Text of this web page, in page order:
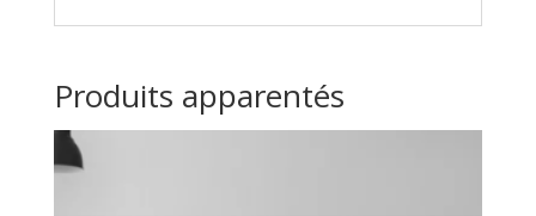
Produits apparentés